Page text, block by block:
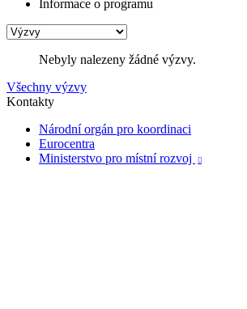
Informace o programu
Nebyly nalezeny žádné výzvy.
Všechny výzvy
Kontakty
Národní orgán pro koordinaci
Eurocentra
Ministerstvo pro místní rozvoj
